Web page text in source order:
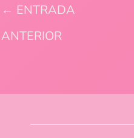
← ENTRADA
ANTERIOR